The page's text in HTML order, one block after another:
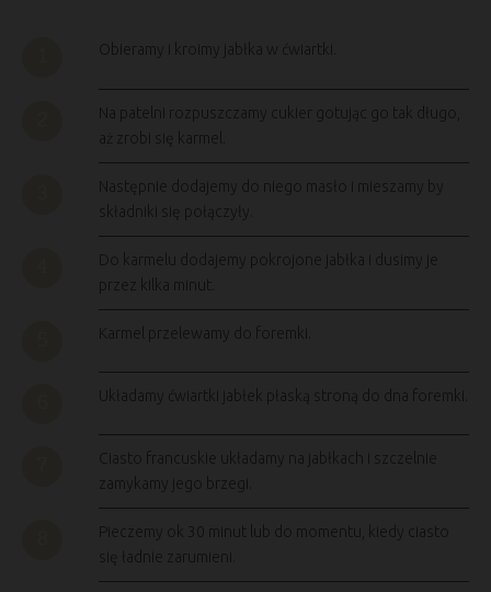
Obieramy i kroimy jabłka w ćwiartki.
Na patelni rozpuszczamy cukier gotując go tak długo,
aż zrobi się karmel.
Następnie dodajemy do niego masło i mieszamy by
składniki się połączyły.
Do karmelu dodajemy pokrojone jabłka i dusimy je
przez kilka minut.
Karmel przelewamy do foremki.
Układamy ćwiartki jabłek płaską stroną do dna foremki.
Ciasto francuskie układamy na jabłkach i szczelnie
zamykamy jego brzegi.
Pieczemy ok 30 minut lub do momentu, kiedy ciasto
się ładnie zarumieni.